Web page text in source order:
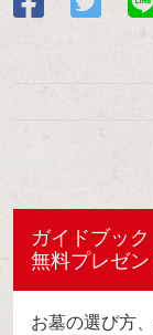
ガイドブック
無料プレゼン
お墓の選び方